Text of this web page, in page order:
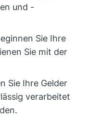
und -
Sie Ihre
Sie mit der
Sie Ihre Gelder
verarbeitet